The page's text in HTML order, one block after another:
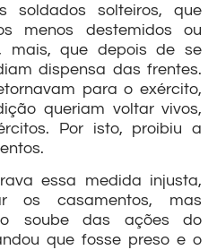
solteiros, que
menos destemidos ou
mais, que depois de se
dispensa das frentes.
para o exército,
queriam voltar vivos,
Por isto, proibiu a
essa medida injusta,
os casamentos, mas
soube das ações do
que fosse preso e o